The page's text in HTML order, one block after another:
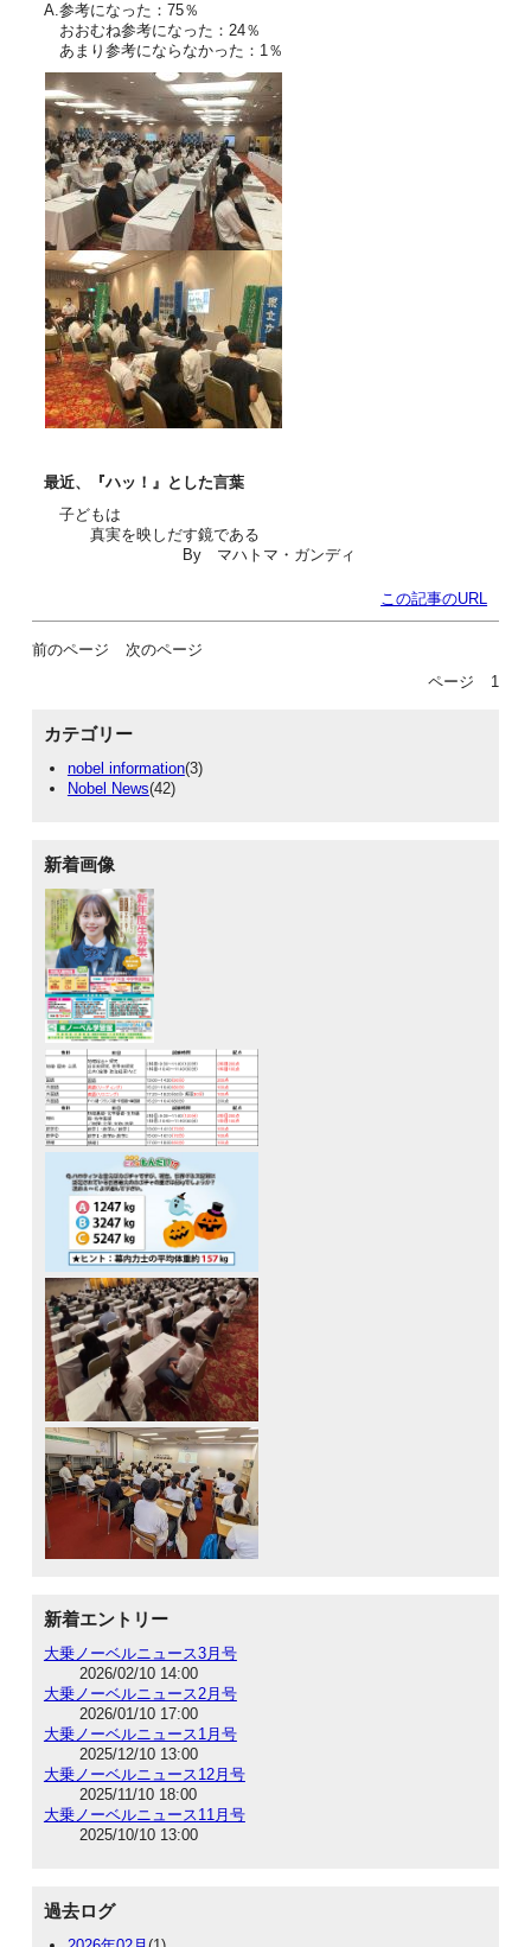
A.参考になった：75％
おおむね参考になった：24％
あまり参考にならなかった：1％
最近、『ハッ！』とした言葉
子どもは
真実を映しだす鏡である
By マハトマ・ガンディ
この記事のURL
前のページ
次のページ
ページ
1
カテゴリー
nobel information(3)
Nobel News(42)
新着画像
新着エントリー
大乗ノーベルニュース3月号
2026/02/10 14:00
大乗ノーベルニュース2月号
2026/01/10 17:00
大乗ノーベルニュース1月号
2025/12/10 13:00
大乗ノーベルニュース12月号
2025/11/10 18:00
大乗ノーベルニュース11月号
2025/10/10 13:00
過去ログ